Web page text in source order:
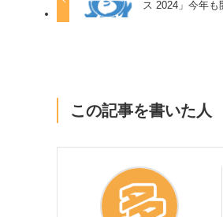
ス 2024」今年も
この記事を書いた人